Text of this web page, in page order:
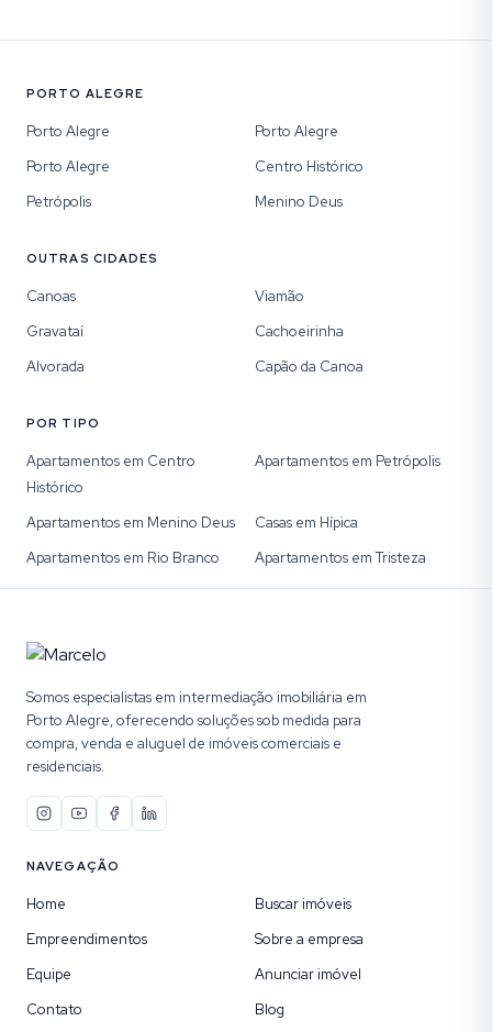
PORTO ALEGRE
Porto Alegre
Porto Alegre
Porto Alegre
Centro Histórico
Petrópolis
Menino Deus
OUTRAS CIDADES
Canoas
Viamão
Gravataí
Cachoeirinha
Alvorada
Capão da Canoa
POR TIPO
Apartamentos em Centro
Histórico
Apartamentos em Petrópolis
Apartamentos em Menino Deus
Casas em Hípica
Apartamentos em Rio Branco
Apartamentos em Tristeza
Somos especialistas em intermediação imobiliária em
Porto Alegre, oferecendo soluções sob medida para
compra, venda e aluguel de imóveis comerciais e
residenciais.
NAVEGAÇÃO
Home
Buscar imóveis
Empreendimentos
Sobre a empresa
Equipe
Anunciar imóvel
Contato
Blog